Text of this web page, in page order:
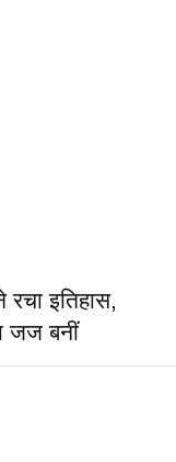
इतिहास,
जज बनीं